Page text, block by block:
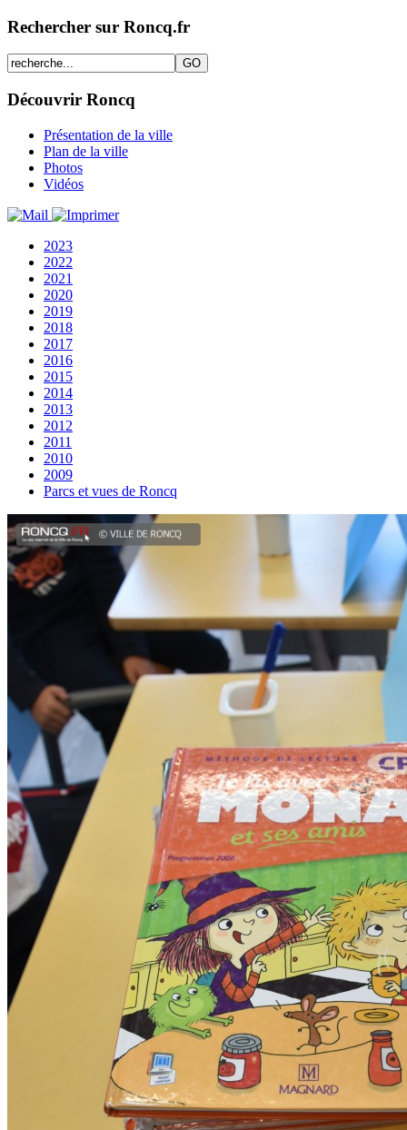
Rechercher sur Roncq.fr
Découvrir Roncq
Présentation de la ville
Plan de la ville
Photos
Vidéos
2023
2022
2021
2020
2019
2018
2017
2016
2015
2014
2013
2012
2011
2010
2009
Parcs et vues de Roncq